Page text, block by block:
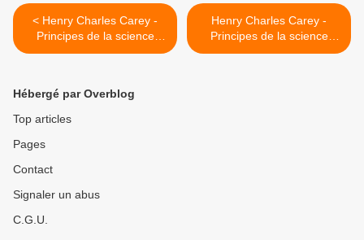
< Henry Charles Carey -
Principes de la science
sociale - Tome I - Chapitre
Henry Charles Carey -
Principes de la science
sociale - Tome I - Chapitre
Hébergé par Overblog
Top articles
Pages
Contact
Signaler un abus
C.G.U.